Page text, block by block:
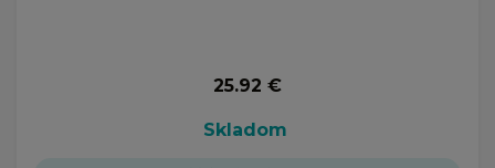
25.92 €
Skladom